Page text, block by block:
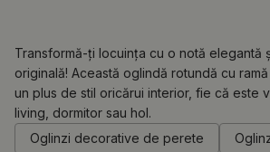
0.00RON
Transformă-ți locuința cu o notă elegantă
originală! Această oglindă rotundă cu
un plus de stil oricărui interior, fie că este
living, dormitor sau hol.
Oglinzi decorative de perete